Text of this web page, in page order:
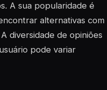
A sua popularidade é
alternativas com
diversidade de opiniões
pode variar